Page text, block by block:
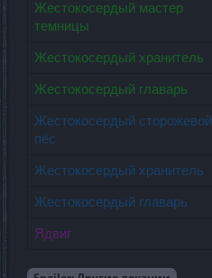
Жестокосердый мастер
темницы
Жестокосердый хранитель
Жестокосердый главарь
Жестокосердый сторожевой
пёс
Жестокосердый хранитель
Жестокосердый главарь
Ядвиг